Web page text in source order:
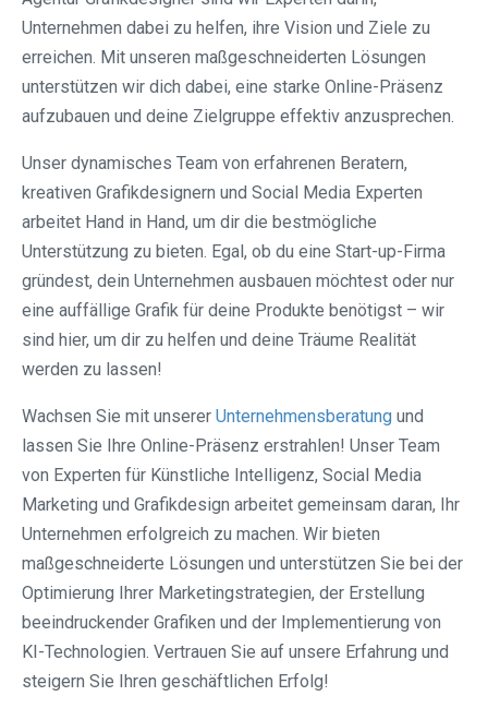
Unternehmen dabei zu helfen, ihre Vision und Ziele zu
erreichen. Mit unseren maßgeschneiderten Lösungen
unterstützen wir dich dabei, eine starke Online-Präsenz
aufzubauen und deine Zielgruppe effektiv anzusprechen.
Unser dynamisches Team von erfahrenen Beratern,
kreativen Grafikdesignern und Social Media Experten
arbeitet Hand in Hand, um dir die bestmögliche
Unterstützung zu bieten. Egal, ob du eine Start-up-Firma
gründest, dein Unternehmen ausbauen möchtest oder nur
eine auffällige Grafik für deine Produkte benötigst – wir
sind hier, um dir zu helfen und deine Träume Realität
werden zu lassen!
Wachsen Sie mit unserer Unternehmensberatung und
lassen Sie Ihre Online-Präsenz erstrahlen! Unser Team
von Experten für Künstliche Intelligenz, Social Media
Marketing und Grafikdesign arbeitet gemeinsam daran, Ihr
Unternehmen erfolgreich zu machen. Wir bieten
maßgeschneiderte Lösungen und unterstützen Sie bei der
Optimierung Ihrer Marketingstrategien, der Erstellung
beeindruckender Grafiken und der Implementierung von
KI-Technologien. Vertrauen Sie auf unsere Erfahrung und
steigern Sie Ihren geschäftlichen Erfolg!